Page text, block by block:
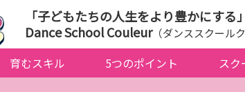
「子どもたちの人生をより豊かにする」
Dance School Couleur（ダンススクールク
育むスキル 5つのポイント スク